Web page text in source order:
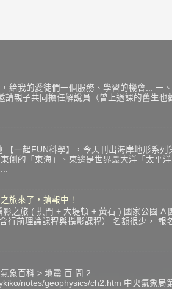
給我的愛徒們一個服務、學習的機會... 一
請親子共同擔任解說員（曾上過課的舊生
【一起FUN科學】，今天刊出海岸地形系
側的「東海」、東邊是世界最大洋「太平
旅來了，搶報中！
影之旅 ( 拱門 + 大堤頓 + 黃石 ) 國家公園
行前理論課程與攝影課程） 名額很少， 報
象百科 > 地震 百 問 2.
notes/geophysics/ch2.htm 中央氣象局